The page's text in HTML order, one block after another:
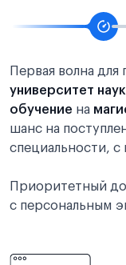
Первая волна
университет
обучение на
шанс на
специальности, с
Приоритетный
с персональным